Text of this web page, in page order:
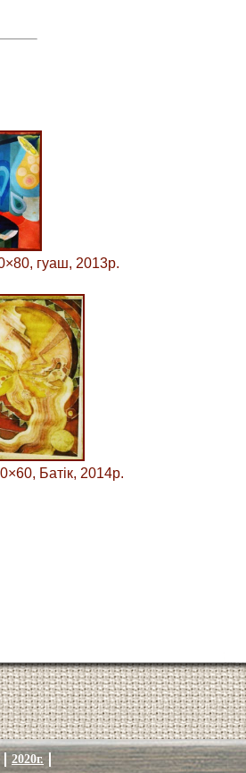
гуаш, 2013р.
Батік, 2014р.
2020г.